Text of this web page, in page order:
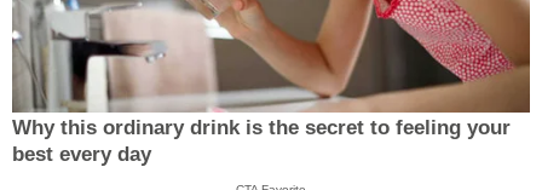
Why this ordinary drink is the secret to feeling your
best every day